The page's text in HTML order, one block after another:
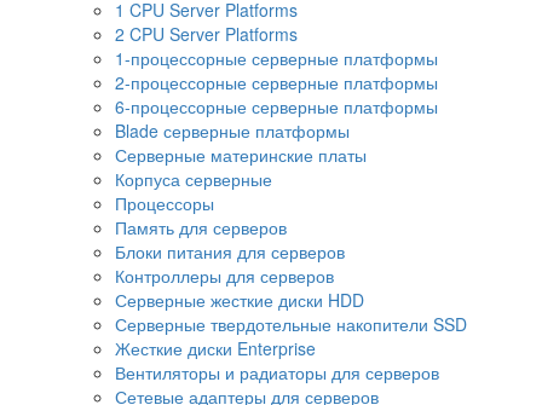
1 CPU Server Platforms
2 CPU Server Platforms
1-процессорные серверные платформы
2-процессорные серверные платформы
6-процессорные серверные платформы
Blade серверные платформы
Серверные материнские платы
Корпуса серверные
Процессоры
Память для серверов
Блоки питания для серверов
Контроллеры для серверов
Серверные жесткие диски HDD
Серверные твердотельные накопители SSD
Жесткие диски Enterprise
Вентиляторы и радиаторы для серверов
Сетевые адаптеры для серверов